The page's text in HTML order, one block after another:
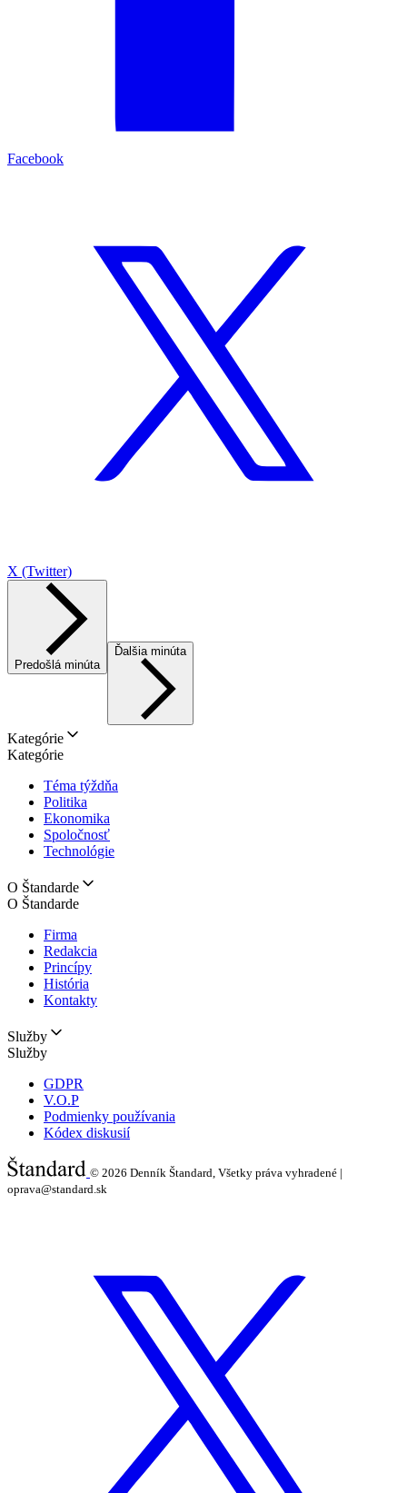
Facebook
X (Twitter)
Predošlá minúta
Ďalšia minúta
Kategórie
Kategórie
Téma týždňa
Politika
Ekonomika
Spoločnosť
Technológie
O Štandarde
O Štandarde
Firma
Redakcia
Princípy
História
Kontakty
Služby
Služby
GDPR
V.O.P
Podmienky používania
Kódex diskusií
© 2026 Denník Štandard, Všetky práva vyhradené |
oprava@standard.sk